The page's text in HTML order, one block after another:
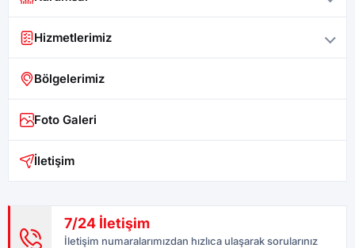
Hizmetlerimiz
Bölgelerimiz
Foto Galeri
İletişim
7/24 İletişim
İletişim numaralarımızdan hızlıca ulaşarak sorularınız